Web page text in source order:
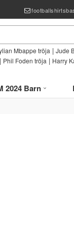
Mbappe tröja | Jude
| Phil Foden tröja | Harry
2024 Barn